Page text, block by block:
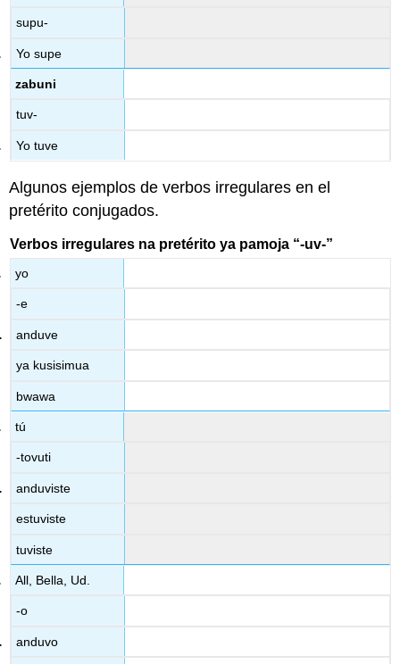
supu-
Yo supe
zabuni
tuv-
Yo tuve
Algunos ejemplos de verbos irregulares en el
pretérito conjugados.
Verbos irregulares na pretérito ya pamoja “-uv-”
yo
-e
anduve
ya kusisimua
bwawa
tú
-tovuti
anduviste
estuviste
tuviste
All, Bella, Ud.
-o
anduvo